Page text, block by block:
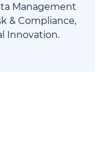
Management
& Compliance,
Innovation.